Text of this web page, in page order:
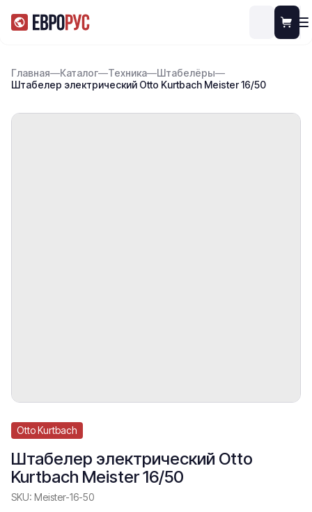
Главная—Каталог—Техника—Штабелёры—
Штабелер электрический Otto Kurtbach Meister 16/50
Штабелер электрический Otto
Kurtbach Meister 16/50
Otto Kurtbach
SKU: Meister-16-50